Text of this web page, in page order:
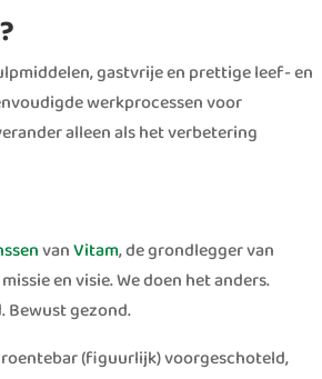
gastvrije en prettige leef- en
werkprocessen voor
alleen als het verbetering
vanVitam, de grondlegger van
en visie. We doen het anders.
Bewust gezond.
(figuurlijk) voorgeschoteld,